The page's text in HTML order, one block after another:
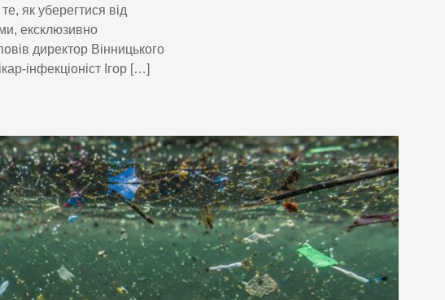
як уберегтися від
ексклюзивно
директор Вінницького
інфекціоніст Ігор […]